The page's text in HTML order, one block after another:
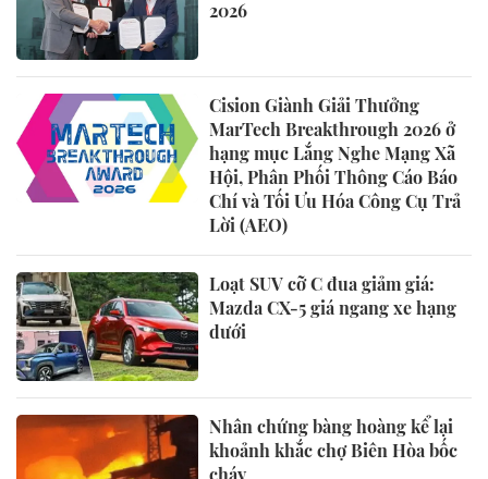
2026
Cision Giành Giải Thưởng
MarTech Breakthrough 2026 ở
hạng mục Lắng Nghe Mạng Xã
Hội, Phân Phối Thông Cáo Báo
Chí và Tối Ưu Hóa Công Cụ Trả
Lời (AEO)
Loạt SUV cỡ C đua giảm giá:
Mazda CX-5 giá ngang xe hạng
dưới
Nhân chứng bàng hoàng kể lại
khoảnh khắc chợ Biên Hòa bốc